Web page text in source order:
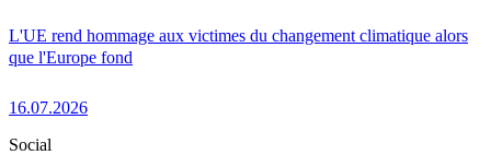
L'UE rend hommage aux victimes du changement climatique alors
que l'Europe fond
16.07.2026
Social